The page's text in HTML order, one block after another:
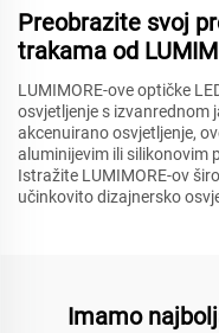
Preobrazite svoj
trakama od
LUMIMORE-ove optičke
osvjetljenje s izvanrednom
akcenuirano osvjetljenje,
aluminijevim ili silikonovim
Istražite LUMIMORE-ov
učinkovito dizajnersko
Imamo